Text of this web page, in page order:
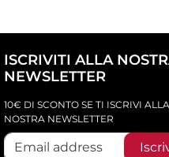
ISCRIVITI ALLA
NEWSLETTER
10€ DI SCONTO SE TI ISCRIVI ALLA
NOSTRA NEWSLETTER